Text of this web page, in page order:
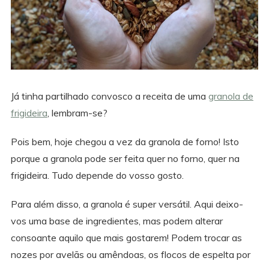
Já tinha partilhado convosco a receita de uma granola de
frigideira , lembram-se?
Pois bem, hoje chegou a vez da granola de forno! Isto
porque a granola pode ser feita quer no forno, quer na
frigideira. Tudo depende do vosso gosto.
Para além disso, a granola é super versátil. Aqui deixo-
vos uma base de ingredientes, mas podem alterar
consoante aquilo que mais gostarem! Podem trocar as
nozes por avelãs ou amêndoas, os flocos de espelta por